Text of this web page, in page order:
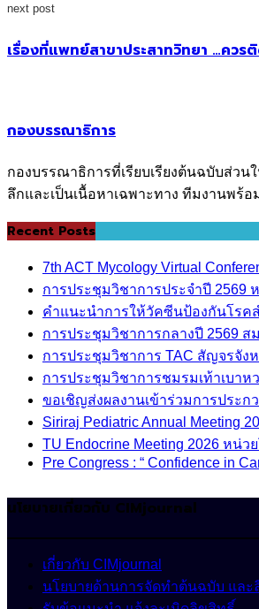
next post
เรื่องที่แพทย์สาขาประสาทวิทยา …คว
กองบรรณาธิการ
กองบรรณาธิการที่เรียบเรียงต้นฉบับส่ว
ลึกและเป็นเนื้อหาเฉพาะทาง ทีมงานพร้อ
Recent Posts
7th ACT Mycology Virtual
การประชุมวิชาการประจำปี
คำแนะนำการให้วัคซีนป้องกันโรค
การประชุมวิชาการกลางปี 2569
การประชุมวิชาการ TAC สัญจรจัง
การประชุมวิชาการชมรมเท้าเบาห
ขอเชิญส่งผลงานเข้าร่วมการประก
Siriraj Pediatric Annual Meeting
TU Endocrine Meeting 2026 หน่
Pre Congress : “ Confidence in
นโยบายเกี่ยวกับ CIMjournal
เกี่ยวกับ CIMjournal
นโยบายด้านการจัดทำต้นฉบับ และ